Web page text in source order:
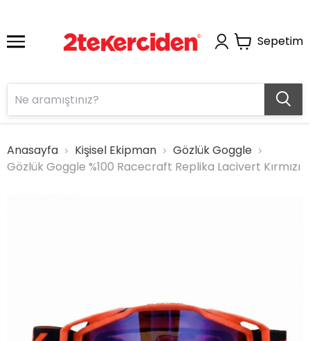
Sepetim
Anasayfa Kişisel Ekipman
Gözlük Goggle
Gözlük Goggle %100 Racecraft Replika Lacivert Kırmızı